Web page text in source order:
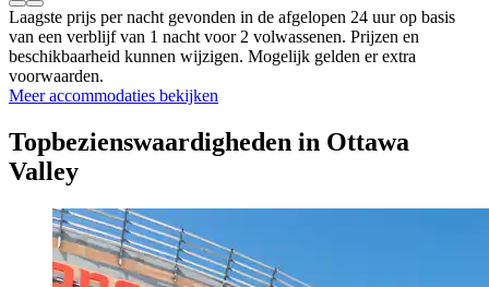
Laagste prijs per nacht gevonden in de afgelopen 24 uur op basis
van een verblijf van 1 nacht voor 2 volwassenen. Prijzen en
beschikbaarheid kunnen wijzigen. Mogelijk gelden er extra
voorwaarden.
Meer accommodaties bekijken
Topbezienswaardigheden in Ottawa
Valley